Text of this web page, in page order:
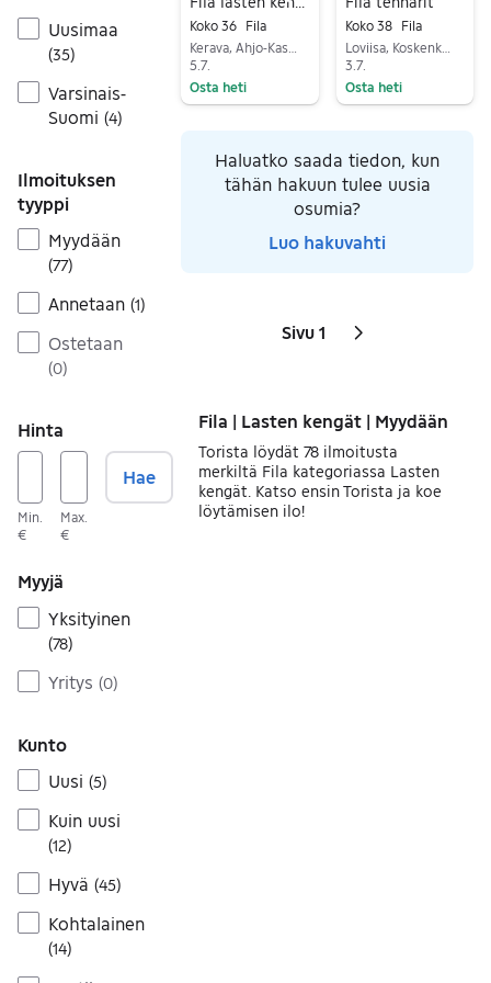
Uusimaa
(35)
Varsinais-
Suomi (4)
Ilmoituksen
tyyppi
Myydään
(77)
Annetaan (1)
Ostetaan
(0)
Hinta
Min.
€
Max.
€
Hae
Myyjä
Yksityinen
(78)
Yritys (0)
Kunto
Uusi (5)
Kuin uusi
(12)
Hyvä (45)
Kohtalainen
(14)
Koko 36
Fila
5.7.
Osta heti
Koko 38
Fila
Loviisa, Koskenkylän saha-alue, Uusimaa
3.7.
Osta heti
Haluatko saada tiedon, kun
tähän hakuun tulee uusia
osumia?
Luo hakuvahti
Sivut
Sivu 1 Seuraava sivu
kuvake
Fila | Lasten kengät | Myydään
Torista löydät 78 ilmoitusta
merkiltä Fila kategoriassa Lasten
kengät. Katso ensin Torista ja koe
löytämisen ilo!